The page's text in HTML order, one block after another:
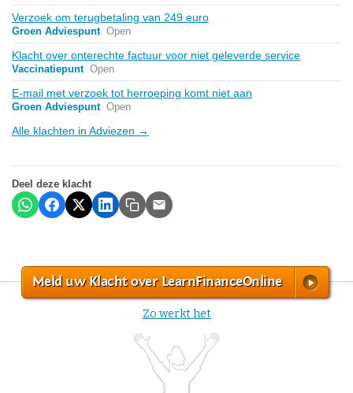
Verzoek om terugbetaling van 249 euro
Groen Adviespunt Open
Klacht over onterechte factuur voor niet geleverde service
Vaccinatiepunt Open
E-mail met verzoek tot herroeping komt niet aan
Groen Adviespunt Open
Alle klachten in Adviezen →
Deel deze klacht
Meld uw Klacht over LearnFinanceOnline
Zo werkt het